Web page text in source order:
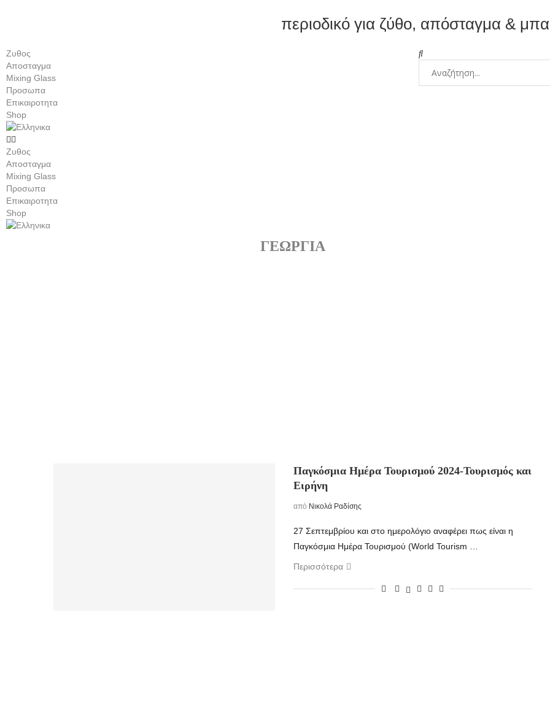
περιοδικό για ζύθο, απόσταγμα &
Ζυθος
Αποσταγμα
Mixing Glass
Προσωπα
Επικαιροτητα
Shop
Ζυθος
Αποσταγμα
Mixing Glass
Προσωπα
Επικαιροτητα
Shop
ΓΕΩΡΓΊΑ
Παγκόσμια Ημέρα Τουρισμού 2024-Τουρισμός και
Ειρήνη
από Νικολά Ραδίσης
27 Σεπτεμβρίου και στο ημερολόγιο αναφέρει πως είναι η
Παγκόσμια Ημέρα Τουρισμού (World Tourism …
Περισσότερα